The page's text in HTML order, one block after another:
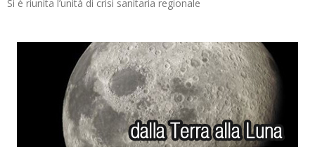
Si è riunita l’unità di crisi sanitaria regionale